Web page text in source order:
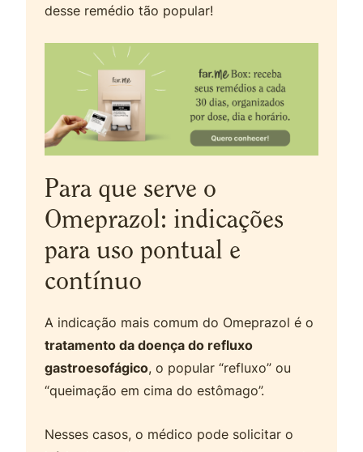
desse remédio tão popular!
Para que serve o
Omeprazol: indicações
para uso pontual e
contínuo
A indicação mais comum do Omeprazol é o
tratamento da doença do refluxo
gastroesofágico, o popular “refluxo” ou
“queimação em cima do estômago”.
Nesses casos, o médico pode solicitar o